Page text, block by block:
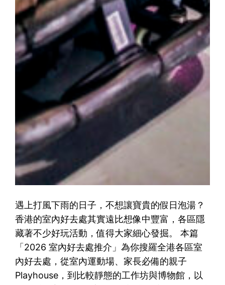
遇上打風下雨的日子，不想讓寶貴的假日泡湯？
香港的室內好去處其實遠比想像中豐富，各區隱
藏著不少好玩活動，值得大家細心發掘。 本篇
「2026 室內好去處推介」為你搜羅全港各區室
內好去處，從室內運動場、家長必備的親子
Playhouse，到比較靜態的工作坊與博物館，以